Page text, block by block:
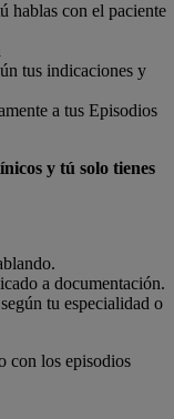
hablas con el paciente
tus indicaciones y
a tus Episodios
y tú solo tienes
a documentación.
tu especialidad o
con los episodios